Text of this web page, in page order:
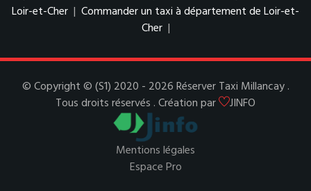
Loir-et-Cher | Commander un taxi à département de Loir-et-
Cher |
© Copyright © (S1) 2020 - 2026 Réserver Taxi Millancay .
Tous droits réservés . Création par
JINFO
Mentions légales
Espace Pro